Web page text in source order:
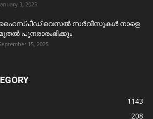
3, 2025
വെസൽ സർവീസുകൾ നാളെ
പുനരാരംഭിക്കും
15, 2025
1143
208